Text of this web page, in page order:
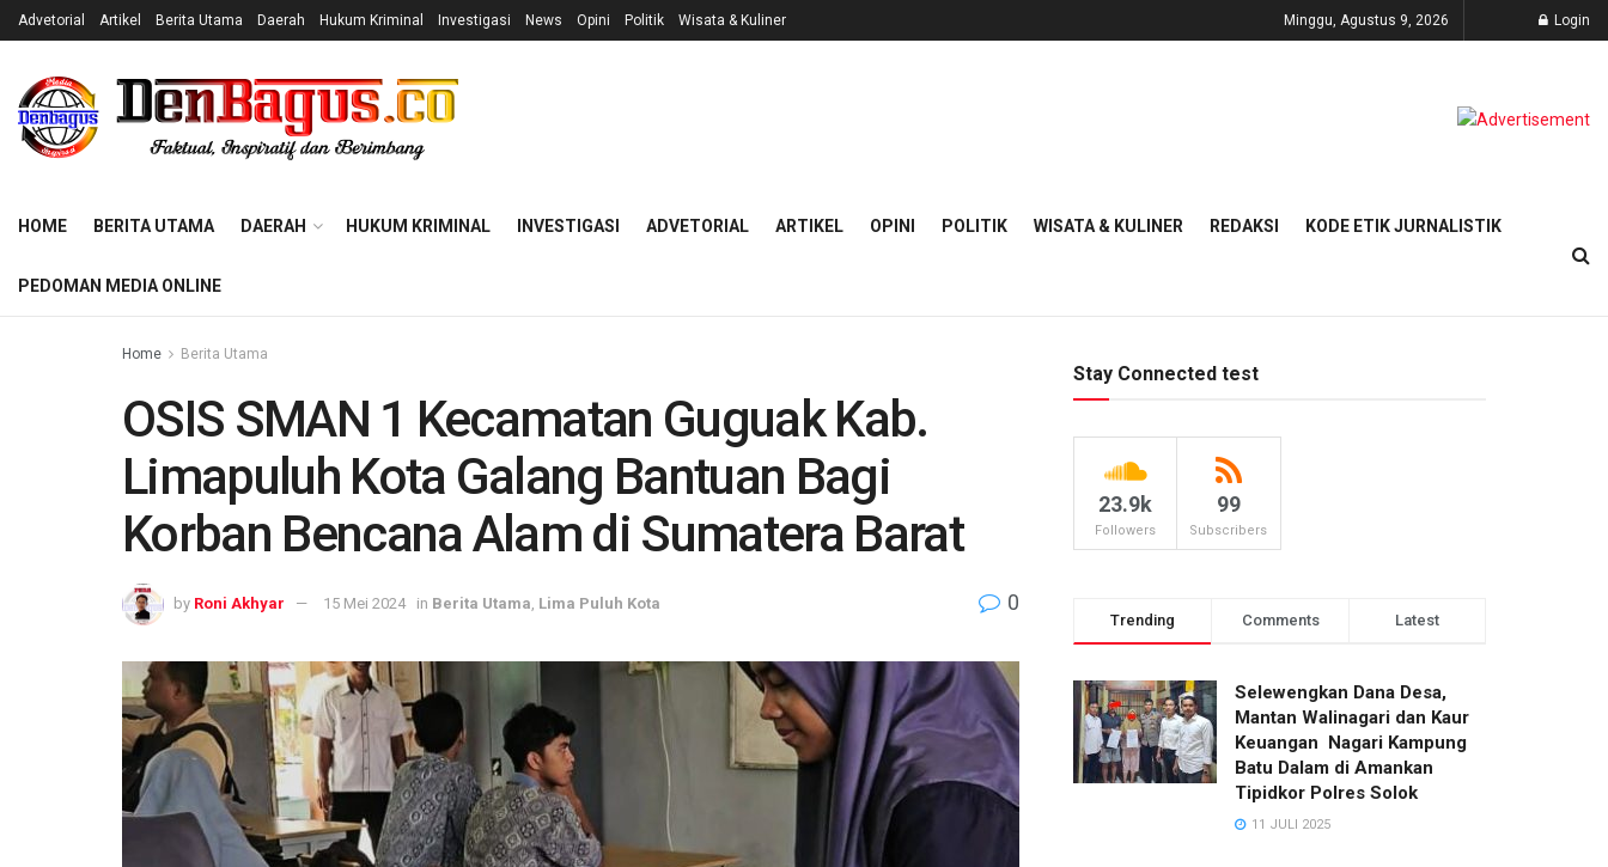
Advetorial Artikel Berita Utama Daerah Hukum Kriminal Investigasi News Opini Politik Wisata & Kuliner Minggu, Agustus 9, 2026 Login
HOME BERITA UTAMA DAERAH HUKUM KRIMINAL INVESTIGASI ADVETORIAL ARTIKEL OPINI POLITIK WISATA & KULINER REDAKSI KODE ETIK JURNALISTIK
PEDOMAN MEDIA ONLINE
Home Berita Utama
OSIS SMAN 1 Kecamatan Guguak Kab.
Limapuluh Kota Galang Bantuan Bagi
Korban Bencana Alam di Sumatera Barat
by Roni Akhyar 15 Mei 2024 in Berita Utama Lima Puluh Kota 0
Stay Connected test
23.9k
Followers
99
Subscribers
Trending Comments Latest
Selewengkan Dana Desa,
Mantan Walinagari dan Kaur
Keuangan Nagari Kampung
Batu Dalam di Amankan
Tipidkor Polres Solok
11 JULI 2025